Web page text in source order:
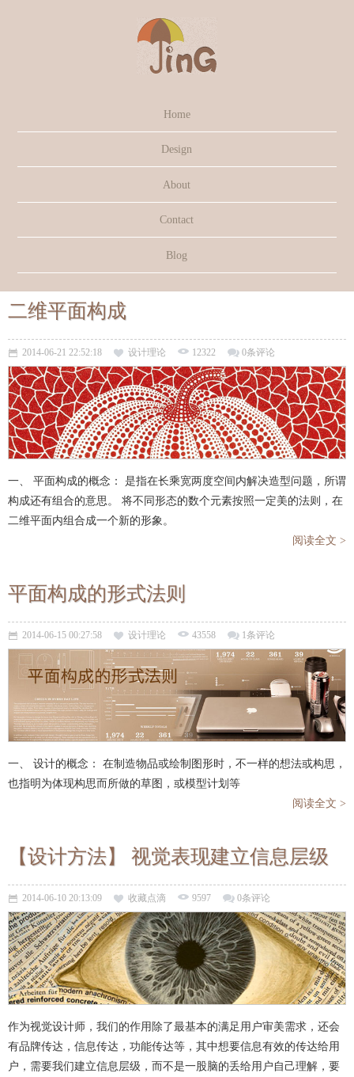
Home
Design
About
Contact
Blog
二维平面构成
2014-06-21 22:52:18 设计理论 12322 0条评论
一、 平面构成的概念： 是指在长乘宽两度空间内解决造型问题，所谓
构成还有组合的意思。 将不同形态的数个元素按照一定美的法则，在
二维平面内组合成一个新的形象。
阅读全文 >
平面构成的形式法则
2014-06-15 00:27:58 设计理论 43558 1条评论
一、 设计的概念： 在制造物品或绘制图形时，不一样的想法或构思，
也指明为体现构思而所做的草图，或模型计划等
阅读全文 >
【设计方法】 视觉表现建立信息层级
2014-06-10 20:13:09 收藏点滴 9597 0条评论
作为视觉设计师，我们的作用除了最基本的满足用户审美需求，还会
有品牌传达，信息传达，功能传达等，其中想要信息有效的传达给用
户，需要我们建立信息层级，而不是一股脑的丢给用户自己理解，要